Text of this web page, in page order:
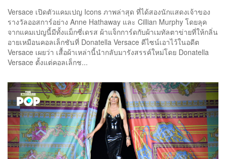
Versace เปิดตัวแคมเปญ Icons ภาพล่าสุด ที่ได้สองนักแสดงเจ้าของ
รางวัลออสการ์อย่าง Anne Hathaway และ Cillian Murphy โดยลุค
จากแคมเปญนี้มีทั้งแม็กซี่เดรส ผ้าแจ็กการ์ดกับผ้าเมทัลตาข่ายที่ให้กลิ่น
อายเหมือนคอลเล็กชันที่ Donatella Versace ดีไซน์เอาไว้ในอดีต
Versace เผยว่า เสื้อผ้าเหล่านี้นำกลับมารังสรรค์ใหม่โดย Donatella
Versace ตั้งแต่คอลเล็กช...